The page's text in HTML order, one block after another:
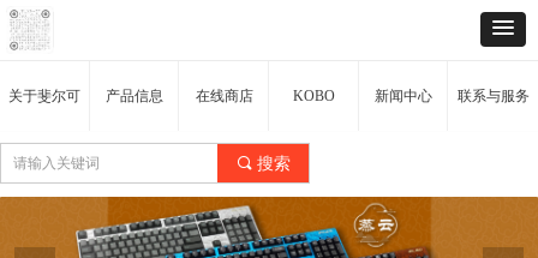
끠 搜索
关于斐尔可 产品信息 在线商店 KOBO 新闻中心 联系与服务